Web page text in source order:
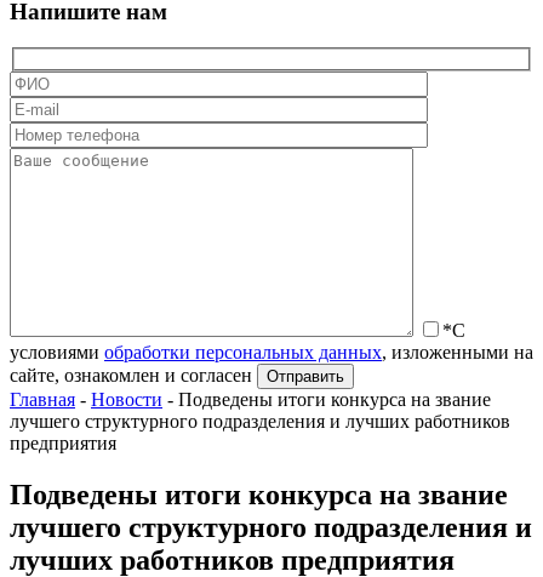
Напишите нам
*С
условиями обработки персональных данных, изложенными на
сайте, ознакомлен и согласен
Главная - Новости - Подведены итоги конкурса на звание
лучшего структурного подразделения и лучших работников
предприятия
Подведены итоги конкурса на звание
лучшего структурного подразделения и
лучших работников предприятия